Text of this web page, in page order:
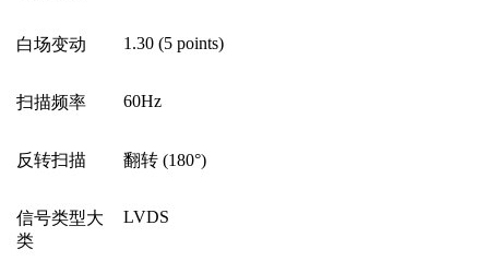
白场变动 1.30 (5 points)
扫描频率 60Hz
反转扫描 翻转 (180°)
信号类型大
类
LVDS